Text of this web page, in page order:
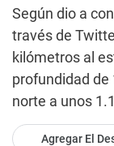
Según dio a
través de
kilómetros al
profundidad de
norte a unos
Agregar El